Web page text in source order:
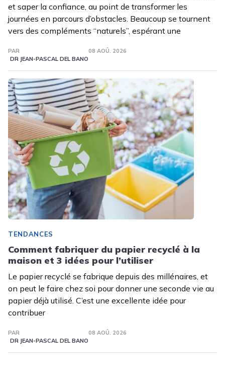
et saper la confiance, au point de transformer les
journées en parcours d’obstacles. Beaucoup se tournent
vers des compléments “naturels”, espérant une
PAR
DR JEAN-PASCAL DEL BANO
08 AOÛ. 2026
TENDANCES
Comment fabriquer du papier recyclé à la
maison et 3 idées pour l’utiliser
Le papier recyclé se fabrique depuis des millénaires, et
on peut le faire chez soi pour donner une seconde vie au
papier déjà utilisé. C’est une excellente idée pour
contribuer
PAR
DR JEAN-PASCAL DEL BANO
08 AOÛ. 2026